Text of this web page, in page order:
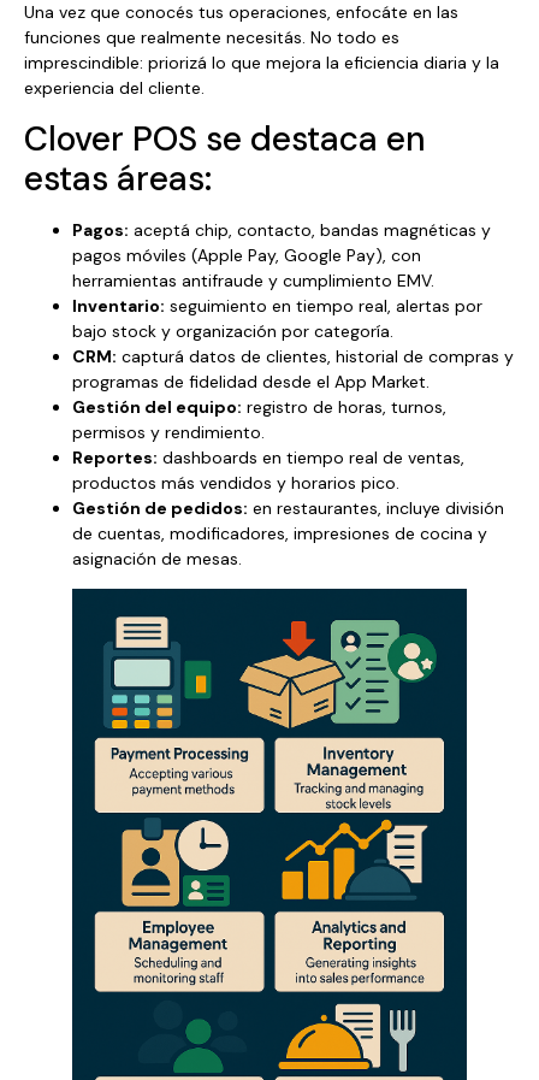
Una vez que conocés tus operaciones, enfocáte en las
funciones que realmente necesitás. No todo es
imprescindible: priorizá lo que mejora la eficiencia diaria y la
experiencia del cliente.
Clover POS se destaca en
estas áreas:
Pagos: aceptá chip, contacto, bandas magnéticas y
pagos móviles (Apple Pay, Google Pay), con
herramientas antifraude y cumplimiento EMV.
Inventario: seguimiento en tiempo real, alertas por
bajo stock y organización por categoría.
CRM: capturá datos de clientes, historial de compras y
programas de fidelidad desde el App Market.
Gestión del equipo: registro de horas, turnos,
permisos y rendimiento.
Reportes: dashboards en tiempo real de ventas,
productos más vendidos y horarios pico.
Gestión de pedidos: en restaurantes, incluye división
de cuentas, modificadores, impresiones de cocina y
asignación de mesas.